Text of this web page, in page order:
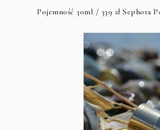
Pojemność 30ml / 339 zł Sephora